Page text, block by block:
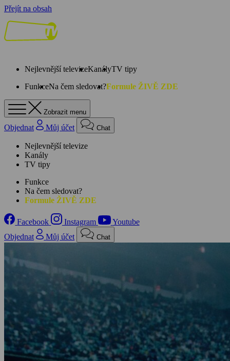
Přejít na obsah
Nejlevnější televizeKanályTV tipy
FunkceNa čem sledovat?Formule ŽIVĚ ZDE
Zobrazit menu
Objednat Můj účet Chat
Nejlevnější televize
Kanály
TV tipy
Funkce
Na čem sledovat?
Formule ŽIVĚ ZDE
Facebook Instagram
Youtube
Objednat
Můj účet Chat